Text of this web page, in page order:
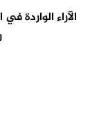
الآراء الواردة